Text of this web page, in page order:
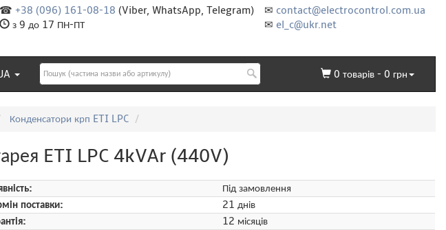
✉ contact@electrocontrol.com.ua
✉ el_c@ukr.net
☎ +38 (096) 161-08-18 (Viber, WhatsApp, Telegram)
з 9 до 17 ПН-ПТ
0 товарів - 0 грн
Конденсатори крп ETI LPC
ETI LPC 4kVAr (440V)
Під замовлення
поставки:
21 днів
12 місяців